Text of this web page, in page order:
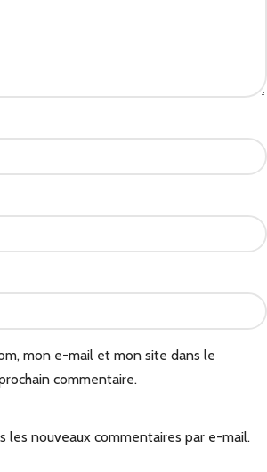
mon e-mail et mon site dans le
commentaire.
les nouveaux commentaires par e-mail.